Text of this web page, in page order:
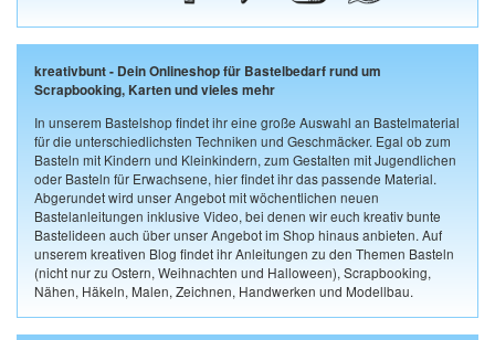
kreativbunt - Dein Onlineshop für Bastelbedarf rund um
Scrapbooking, Karten und vieles mehr
In unserem Bastelshop findet ihr eine große Auswahl an Bastelmaterial
für die unterschiedlichsten Techniken und Geschmäcker. Egal ob zum
Basteln mit Kindern und Kleinkindern, zum Gestalten mit Jugendlichen
oder Basteln für Erwachsene, hier findet ihr das passende Material.
Abgerundet wird unser Angebot mit wöchentlichen neuen
Bastelanleitungen inklusive Video, bei denen wir euch kreativ bunte
Bastelideen auch über unser Angebot im Shop hinaus anbieten. Auf
unserem kreativen Blog findet ihr Anleitungen zu den Themen Basteln
(nicht nur zu Ostern, Weihnachten und Halloween), Scrapbooking,
Nähen, Häkeln, Malen, Zeichnen, Handwerken und Modellbau.